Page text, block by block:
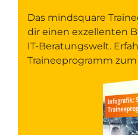
Das mindsquare
dir einen exzellenten
IT-Beratungswelt.
Traineeprogramm